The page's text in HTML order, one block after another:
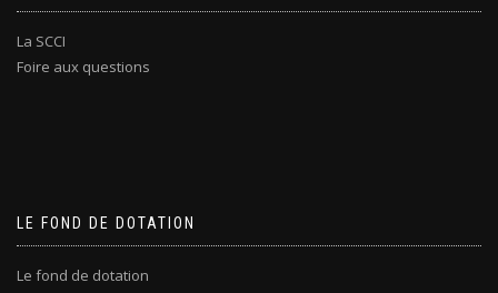
La SCCI
Foire aux questions
LE FOND DE DOTATION
Le fond de dotation